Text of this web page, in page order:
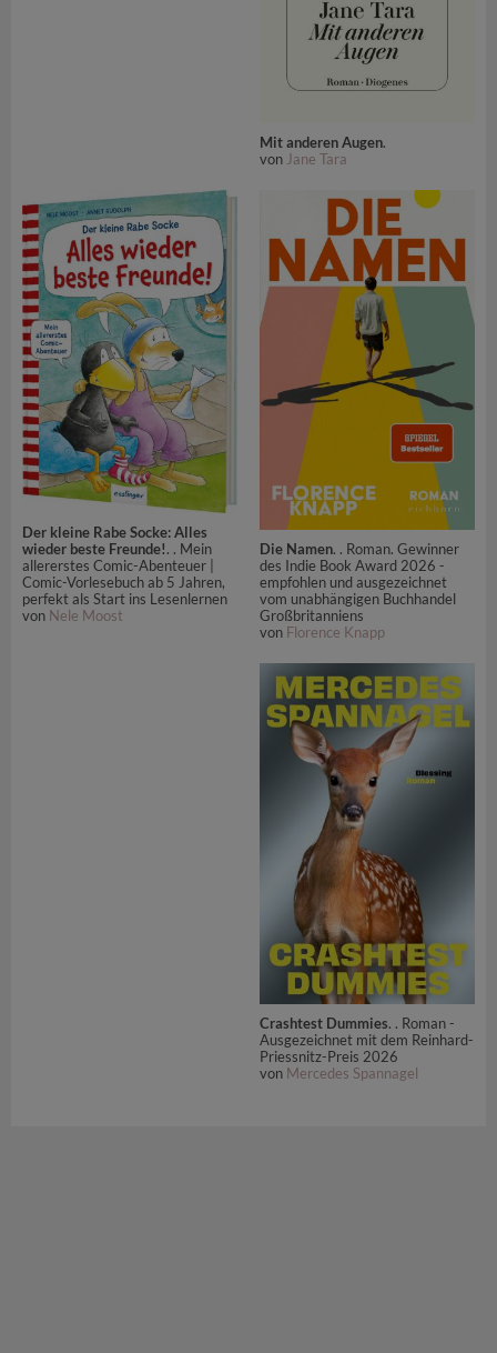
Mit anderen Augen.
von Jane Tara
Der kleine Rabe Socke: Alles
wieder beste Freunde!. . Mein
allererstes Comic-Abenteuer |
Comic-Vorlesebuch ab 5 Jahren,
perfekt als Start ins Lesenlernen
von Nele Moost
Die Namen. . Roman. Gewinner
des Indie Book Award 2026 -
empfohlen und ausgezeichnet
vom unabhängigen Buchhandel
Großbritanniens
von Florence Knapp
Crashtest Dummies. . Roman -
Ausgezeichnet mit dem Reinhard-
Priessnitz-Preis 2026
von Mercedes Spannagel